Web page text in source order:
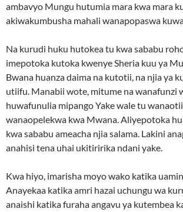
ambavyo Mungu hutumia mara kwa mara
akiwakumbusha mahali wanapopaswa
Na kurudi huku hutokea tu kwa sababu
imepotoka kutoka kwenye Sheria kuu ya
Bwana huanza daima na kutotii, na njia ya
utiifu. Manabii wote, mitume na wanafunzi
huwafunulia mipango Yake wale tu
wanaopelekwa kwa Mwana. Aliyepotoka
kwa sababu ameacha njia salama. Lakini
anahisi tena uhai ukitiririka ndani yake.
Kwa hiyo, imarisha moyo wako katika
Anayekaa katika amri hazai uchungu wa
anaishi katika furaha angavu ya kutembea